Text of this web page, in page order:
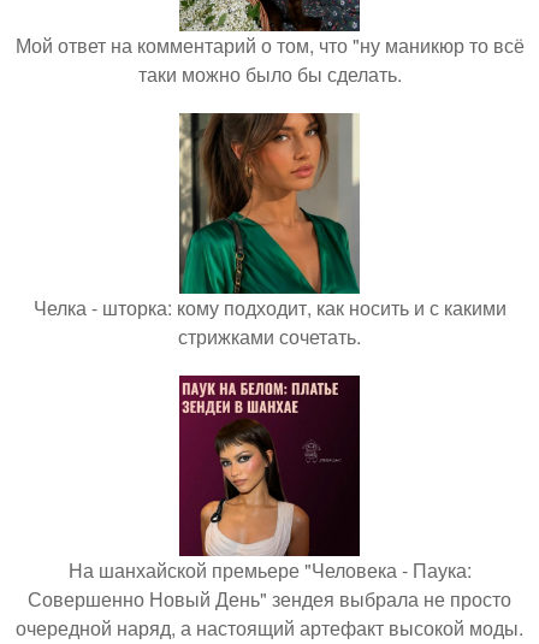
Мой ответ на комментарий о том, что "ну маникюр то всё
таки можно было бы сделать.
Челка - шторка: кому подходит, как носить и с какими
стрижками сочетать.
На шанхайской премьере "Человека - Паука:
Совершенно Новый День" зендея выбрала не просто
очередной наряд, а настоящий артефакт высокой моды.